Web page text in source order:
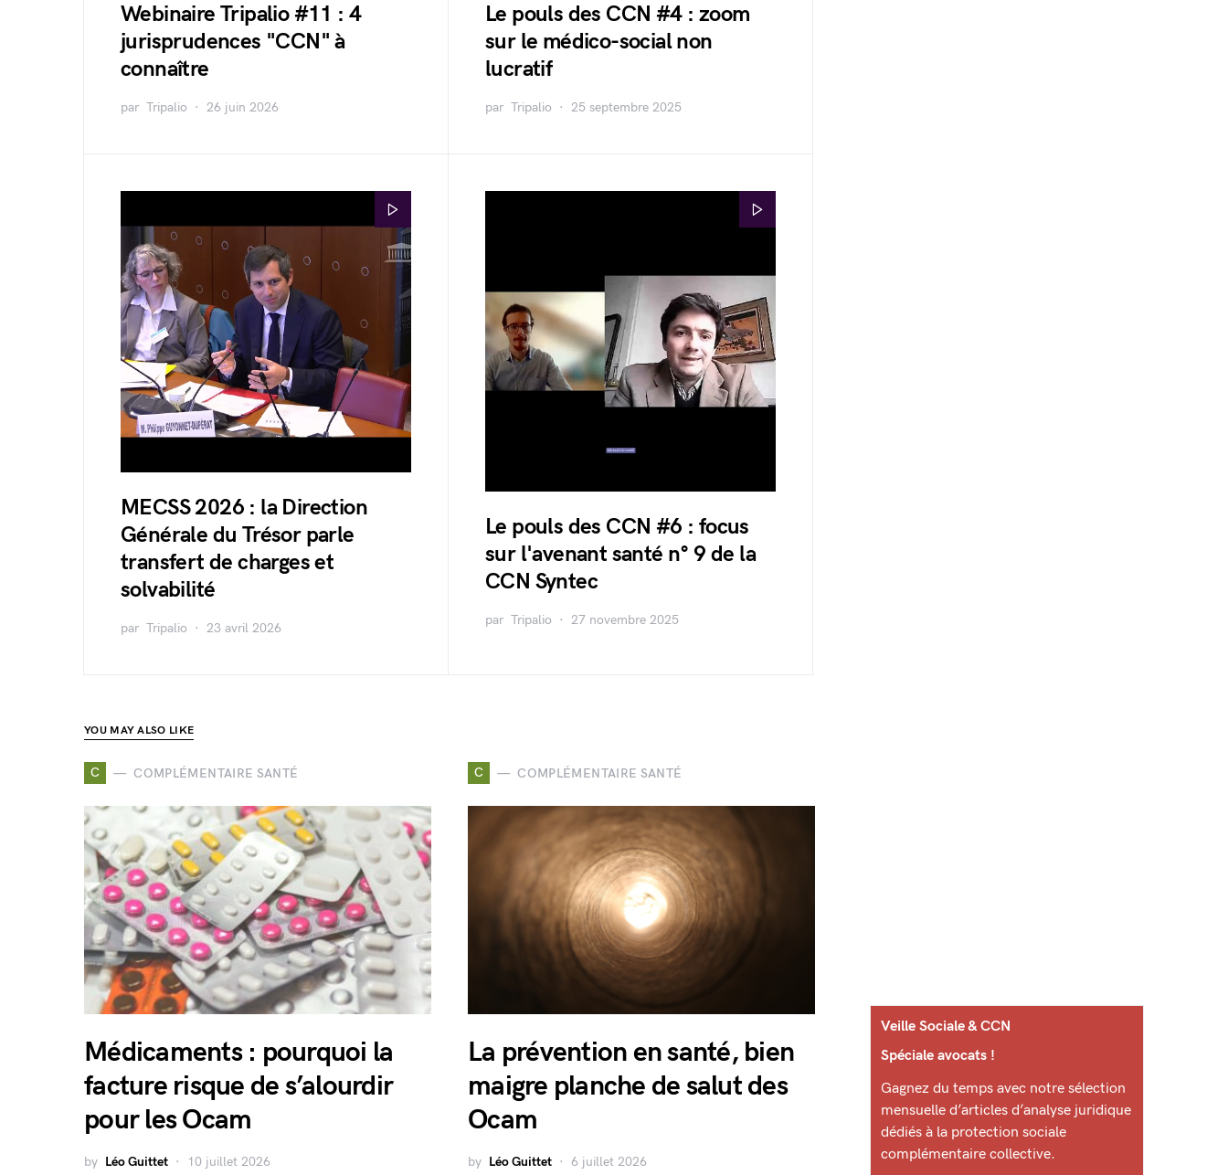
Webinaire Tripalio #11 : 4
jurisprudences "CCN" à
connaître
par Tripalio 26 juin 2026
Le pouls des CCN #4 : zoom
sur le médico-social non
lucratif
par Tripalio 25 septembre 2025
MECSS 2026 : la Direction
Générale du Trésor parle
transfert de charges et
solvabilité
par Tripalio 23 avril 2026
Le pouls des CCN #6 : focus
sur l'avenant santé n° 9 de la
CCN Syntec
par Tripalio 27 novembre 2025
YOU MAY ALSO LIKE
C COMPLÉMENTAIRE SANTÉ
Médicaments : pourquoi la
facture risque de s’alourdir
pour les Ocam
by Léo Guittet 10 juillet 2026
C COMPLÉMENTAIRE SANTÉ
La prévention en santé, bien
maigre planche de salut des
Ocam
by Léo Guittet 6 juillet 2026
Veille Sociale & CCN
Spéciale avocats !
Gagnez du temps avec notre sélection
mensuelle d’articles d’analyse juridique
dédiés à la protection sociale
complémentaire collective.